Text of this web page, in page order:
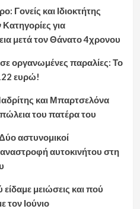
Γονείς και Ιδιοκτήτης
για
μετά τον Θάνατο 4χρονου
οργανωμένες παραλίες: Το
ευρώ!
και Μπαρτσελόνα
του πατέρα του
αστυνομικοί
αυτοκινήτου στη
μειώσεις και πού
τον Ιούνιο